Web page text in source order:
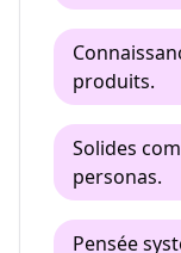
produits.
Solides
personas.
Pensée